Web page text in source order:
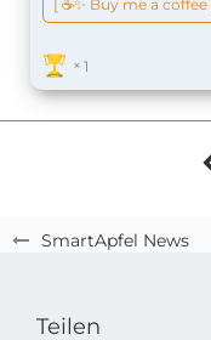
SmartApfel News
[ ☕️✨ Buy me a coffee
1
Teilen